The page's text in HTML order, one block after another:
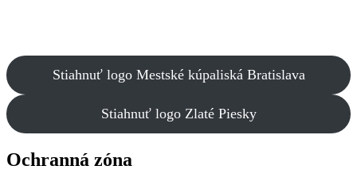
Stiahnuť logo Mestské kúpaliská Bratislava
Stiahnuť logo Zlaté Piesky
Ochranná zóna